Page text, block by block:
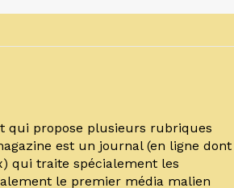
qui propose plusieurs rubriques
est un journal (en ligne dont
qui traite spécialement les
le premier média malien